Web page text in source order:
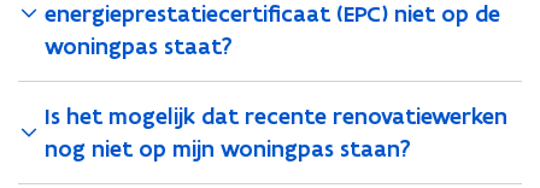
energieprestatiecertificaat (EPC) niet op de
woningpas staat?
Is het mogelijk dat recente renovatiewerken
nog niet op mijn woningpas staan?